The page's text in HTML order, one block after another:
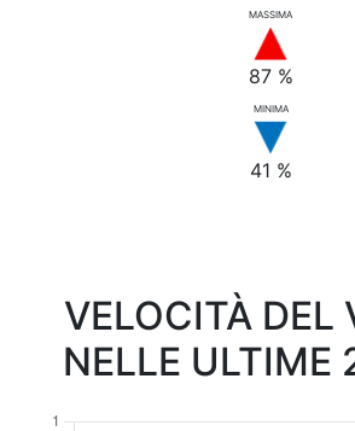
MASSIMA
87 %
MINIMA
41 %
VELOCITÀ DEL
NELLE ULTIME